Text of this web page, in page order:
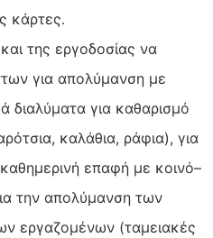
κάρτες.
της εργοδοσίας να
για απολύμανση με
διαλύματα για καθαρισμό
καλάθια, ράφια), για
επαφή με κοινό–
την απολύμανση των
εργαζομένων (ταμειακές